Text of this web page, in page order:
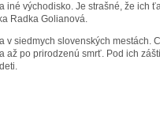
iné východisko. Je strašné, že ich
Radka Golianová.
v siedmych slovenských mestách.
až po prirodzenú smrť. Pod ich